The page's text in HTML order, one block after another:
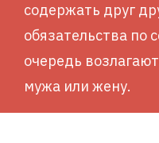
содержать друг
обязательства
очередь
мужа или жену.